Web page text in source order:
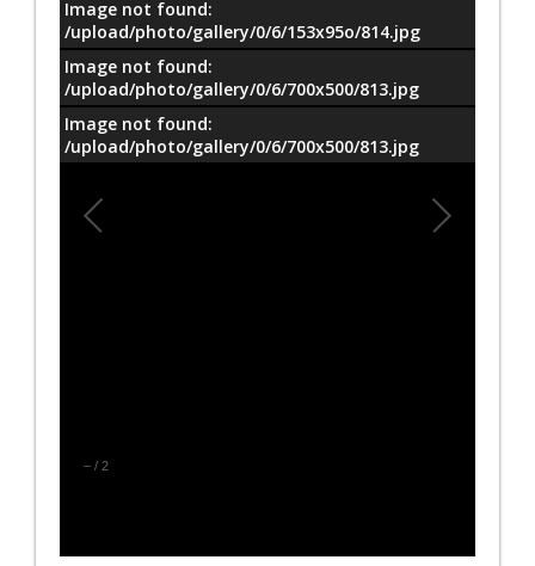
– / 2
Image not found:
/upload/photo/gallery/0/6/153x95o/814.jpg
Image not found:
/upload/photo/gallery/0/6/700x500/813.jpg
Image not found:
/upload/photo/gallery/0/6/700x500/813.jpg